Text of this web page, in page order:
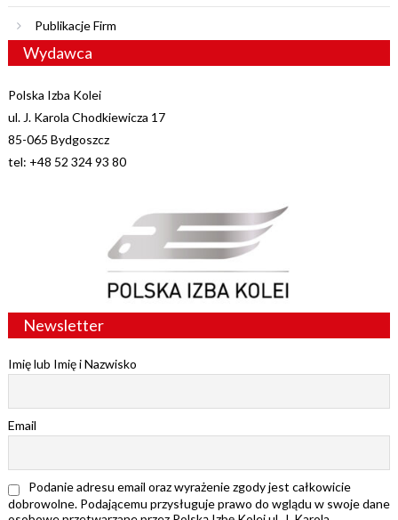
Publikacje Firm
Wydawca
Polska Izba Kolei
ul. J. Karola Chodkiewicza 17
85-065 Bydgoszcz
tel: +48 52 324 93 80
Newsletter
Imię lub Imię i Nazwisko
Email
Podanie adresu email oraz wyrażenie zgody jest całkowicie
dobrowolne. Podającemu przysługuje prawo do wglądu w swoje dane